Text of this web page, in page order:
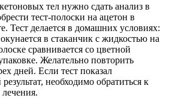
тел нужно сдать анализ в
тест-полоски на ацетон в
Тест делается в домашних условиях:
в стаканчик с жидкостью на
сравнивается со цветной
Желательно повторить
дней. Если тест показал
необходимо обратиться к